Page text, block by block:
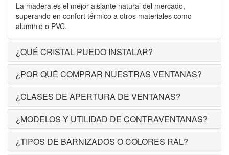
La madera es el mejor aislante natural del mercado,
superando en confort térmico a otros materiales como
aluminio o PVC.
¿QUÉ CRISTAL PUEDO INSTALAR?
¿POR QUÉ COMPRAR NUESTRAS VENTANAS?
¿CLASES DE APERTURA DE VENTANAS?
¿MODELOS Y UTILIDAD DE CONTRAVENTANAS?
¿TIPOS DE BARNIZADOS O COLORES RAL?